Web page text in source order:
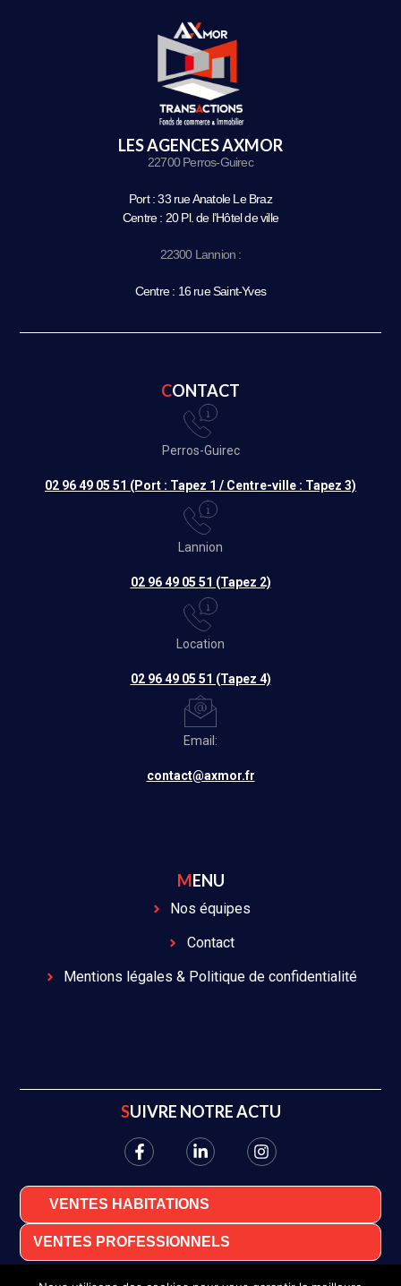
LES AGENCES AXMOR
22700 Perros-Guirec
Port : 33 rue Anatole Le Braz
Centre : 20 Pl. de l’Hôtel de ville
22300 Lannion :
Centre : 16 rue Saint-Yves
CONTACT
Perros-Guirec
02 96 49 05 51 (Port : Tapez 1 / Centre-ville : Tapez 3)
Lannion
02 96 49 05 51 (Tapez 2)
Location
02 96 49 05 51 (Tapez 4)
Email:
contact@axmor.fr
MENU
Nos équipes
Contact
Mentions légales & Politique de confidentialité
SUIVRE NOTRE ACTU
VENTES HABITATIONS
VENTES PROFESSIONNELS